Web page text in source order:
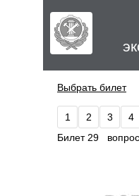
Выбрать билет
1 2 3 4
Билет 29